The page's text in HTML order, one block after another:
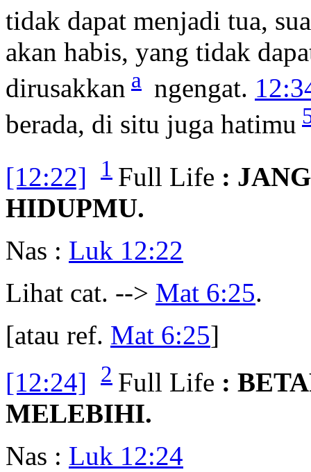
tidak dapat menjadi tua,
akan habis, yang tidak
dirusakkan a ngengat.
berada, di situ juga hatimu
[12:22] 1 Full Life :
HIDUPMU.
Nas : Luk 12:22
Lihat cat. --> Mat 6:25.
[atau ref. Mat 6:25]
[12:24]
2 Full Life :
MELEBIHI.
Nas : Luk 12:24